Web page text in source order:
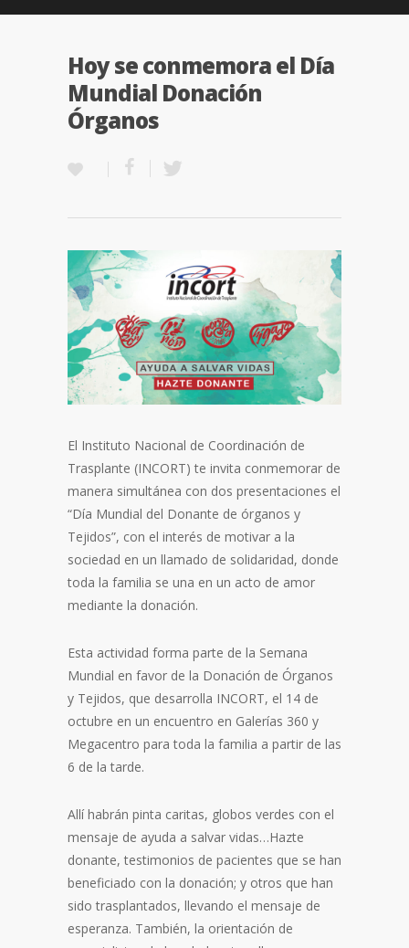
Hoy se conmemora el Día
Mundial Donación
Órganos
El Instituto Nacional de Coordinación de
Trasplante (INCORT) te invita conmemorar de
manera simultánea con dos presentaciones el
“Día Mundial del Donante de órganos y
Tejidos”, con el interés de motivar a la
sociedad en un llamado de solidaridad, donde
toda la familia se una en un acto de amor
mediante la donación.
Esta actividad forma parte de la Semana
Mundial en favor de la Donación de Órganos
y Tejidos, que desarrolla INCORT, el 14 de
octubre en un encuentro en Galerías 360 y
Megacentro para toda la familia a partir de las
6 de la tarde.
Allí habrán pinta caritas, globos verdes con el
mensaje de ayuda a salvar vidas…Hazte
donante, testimonios de pacientes que se han
beneficiado con la donación; y otros que han
sido trasplantados, llevando el mensaje de
esperanza. También, la orientación de